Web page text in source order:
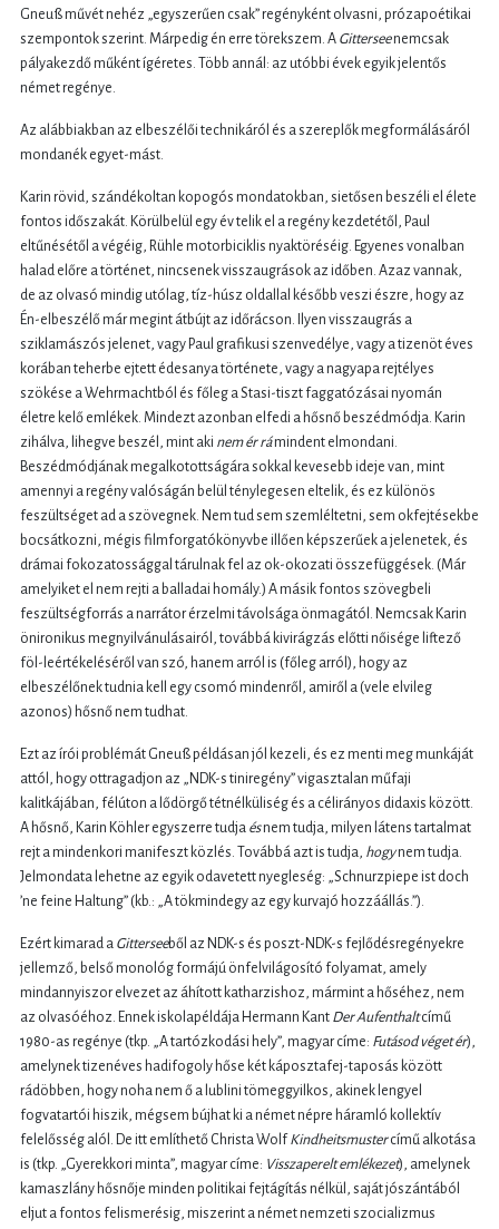
Gneuß művét nehéz „egyszerűen csak” regényként olvasni, prózapoétikai
szempontok szerint. Márpedig én erre törekszem. A Gitterseenemcsak
pályakezdő műként ígéretes. Több annál: az utóbbi évek egyik jelentős
német regénye.
Az alábbiakban az elbeszélői technikáról és a szereplők megformálásáról
mondanék egyet-mást.
Karin rövid, szándékoltan kopogós mondatokban, sietősen beszéli el élete
fontos időszakát. Körülbelül egy év telik el a regény kezdetétől, Paul
eltűnésétől a végéig, Rühle motorbiciklis nyaktöréséig. Egyenes vonalban
halad előre a történet, nincsenek visszaugrások az időben. Azaz vannak,
de az olvasó mindig utólag, tíz-húsz oldallal később veszi észre, hogy az
Én-elbeszélő már megint átbújt az időrácson. Ilyen visszaugrás a
sziklamászós jelenet, vagy Paul grafikusi szenvedélye, vagy a tizenöt éves
korában teherbe ejtett édesanya története, vagy a nagyapa rejtélyes
szökése a Wehrmachtból és főleg a Stasi-tiszt faggatózásai nyomán
életre kelő emlékek. Mindezt azonban elfedi a hősnő beszédmódja. Karin
zihálva, lihegve beszél, mint aki nem ér rámindent elmondani.
Beszédmódjának megalkotottságára sokkal kevesebb ideje van, mint
amennyi a regény valóságán belül ténylegesen eltelik, és ez különös
feszültséget ad a szövegnek. Nem tud sem szemléltetni, sem okfejtésekbe
bocsátkozni, mégis filmforgatókönyvbe illően képszerűek a jelenetek, és
drámai fokozatossággal tárulnak fel az ok-okozati összefüggések. (Már
amelyiket el nem rejti a balladai homály.) A másik fontos szövegbeli
feszültségforrás a narrátor érzelmi távolsága önmagától. Nemcsak Karin
önironikus megnyilvánulásairól, továbbá kivirágzás előtti nőisége liftező
föl-leértékeléséről van szó, hanem arról is (főleg arról), hogy az
elbeszélőnek tudnia kell egy csomó mindenről, amiről a (vele elvileg
azonos) hősnő nem tudhat.
Ezt az írói problémát Gneuß példásan jól kezeli, és ez menti meg munkáját
attól, hogy ottragadjon az „NDK-s tiniregény” vigasztalan műfaji
kalitkájában, félúton a lődörgő tétnélküliség és a célirányos didaxis között.
A hősnő, Karin Köhler egyszerre tudja ésnem tudja, milyen látens tartalmat
rejt a mindenkori manifeszt közlés. Továbbá azt is tudja, hogynem tudja.
Jelmondata lehetne az egyik odavetett nyegleség: „Schnurzpiepe ist doch
’ne feine Haltung” (kb.: „A tökmindegy az egy kurvajó hozzáállás.”).
Ezért kimarad a Gitterseeből az NDK-s és poszt-NDK-s fejlődésregényekre
jellemző, belső monológ formájú önfelvilágosító folyamat, amely
mindannyiszor elvezet az áhított katharzishoz, mármint a hőséhez, nem
az olvasóéhoz. Ennek iskolapéldája Hermann Kant Der Aufenthaltcímű
1980-as regénye (tkp. „A tartózkodási hely”, magyar címe: Futásod véget ér),
amelynek tizenéves hadifogoly hőse két káposztafej-taposás között
rádöbben, hogy noha nem ő a lublini tömeggyilkos, akinek lengyel
fogvatartói hiszik, mégsem bújhat ki a német népre háramló kollektív
felelősség alól. De itt említhető Christa Wolf Kindheitsmustercímű alkotása
is (tkp. „Gyerekkori minta”, magyar címe: Visszaperelt emlékezet), amelynek
kamaszlány hősnője minden politikai fejtágítás nélkül, saját jószántából
eljut a fontos felismerésig, miszerint a német nemzeti szocializmus